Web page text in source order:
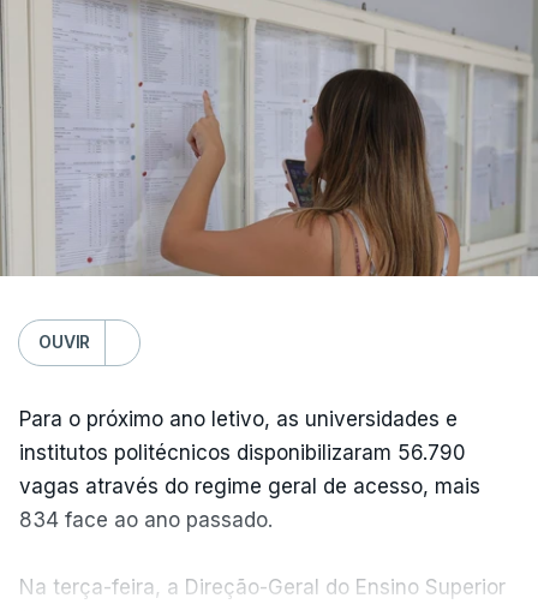
OUVIR
Para o próximo ano letivo, as universidades e
institutos politécnicos disponibilizaram 56.790
vagas através do regime geral de acesso, mais
834 face ao ano passado.
Na terça-feira, a Direção-Geral do Ensino Superior